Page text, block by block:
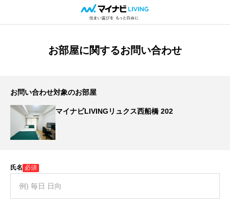
お部屋に関するお問い合わせ
お問い合わせ対象のお部屋
マイナビLIVINGリュクス西船橋 202
氏名 必須